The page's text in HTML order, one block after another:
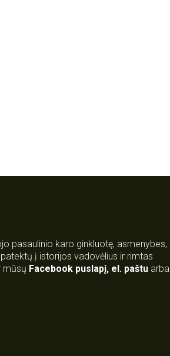
pasaulinio karo ginkluotę, asmenybes,
į istorijos vadovėlius ir rimtas
mūsų Facebook puslapį, el. paštu arba